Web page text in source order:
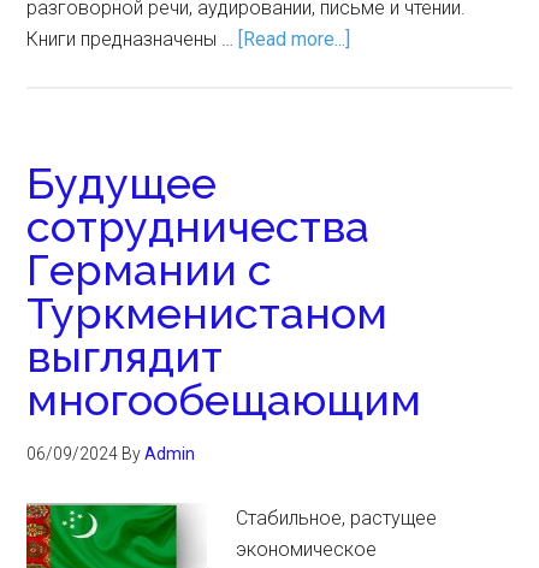
разговорной речи, аудировании, письме и чтении.
Книги предназначены … [Read more...]
Будущее
сотрудничества
Германии с
Туркменистаном
выглядит
многообещающим
06/09/2024 ByAdmin
Стабильное, растущее
экономическое